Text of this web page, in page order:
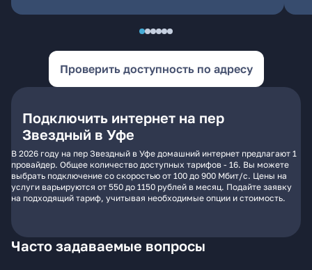
Проверить доступность по адресу
Подключить интернет на пер
Звездный в Уфе
В 2026 году на пер Звездный в Уфе домашний интернет предлагают 1
провайдер. Общее количество доступных тарифов - 16. Вы можете
выбрать подключение со скоростью от 100 до 900 Мбит/с. Цены на
услуги варьируются от 550 до 1150 рублей в месяц. Подайте заявку
на подходящий тариф, учитывая необходимые опции и стоимость.
Часто задаваемые вопросы